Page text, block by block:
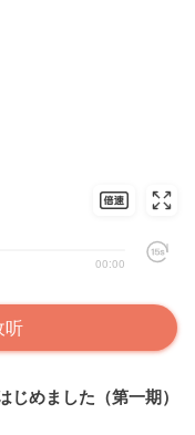
00:00
听
めました（第一期）